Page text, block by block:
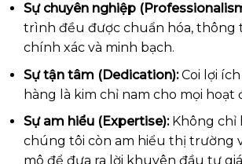
Sự chuyên nghiệp
trình đều được chuẩn hóa, thông
chính xác và minh bạch.
Sự tận tâm (Dedication):Coi lợi
hàng là kim chỉ nam cho mọi hoạt
Sự am hiểu (Expertise):Không chỉ
chúng tôi còn am hiểu thị trường
mô để đưa ra lời khuyên đầu tư